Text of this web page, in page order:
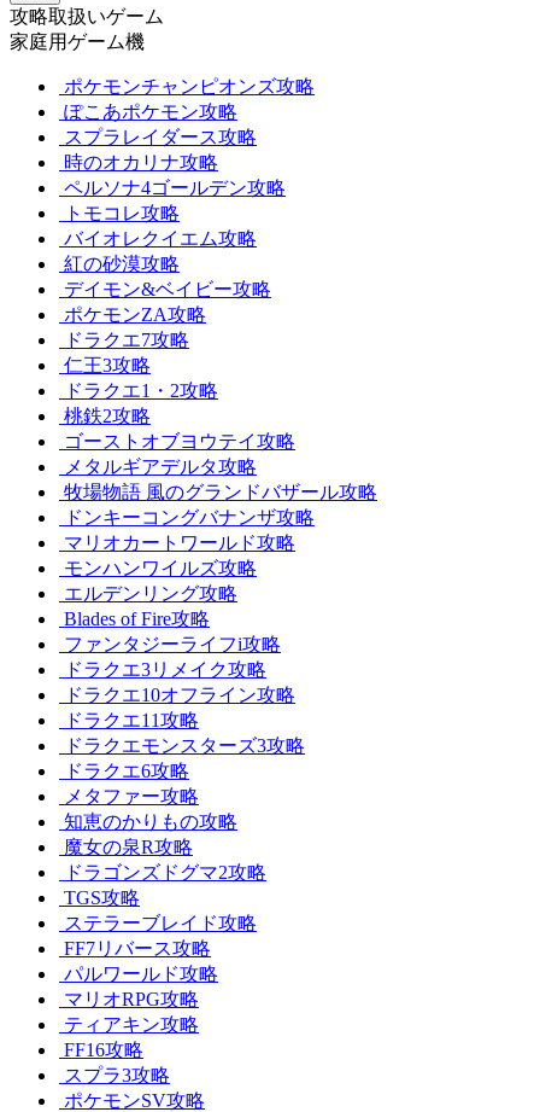
攻略取扱いゲーム
家庭用ゲーム機
ポケモンチャンピオンズ攻略
ぽこあポケモン攻略
スプラレイダース攻略
時のオカリナ攻略
ペルソナ4ゴールデン攻略
トモコレ攻略
バイオレクイエム攻略
紅の砂漠攻略
デイモン&ベイビー攻略
ポケモンZA攻略
ドラクエ7攻略
仁王3攻略
ドラクエ1・2攻略
桃鉄2攻略
ゴーストオブヨウテイ攻略
メタルギアデルタ攻略
牧場物語 風のグランドバザール攻略
ドンキーコングバナンザ攻略
マリオカートワールド攻略
モンハンワイルズ攻略
エルデンリング攻略
Blades of Fire攻略
ファンタジーライフi攻略
ドラクエ3リメイク攻略
ドラクエ10オフライン攻略
ドラクエ11攻略
ドラクエモンスターズ3攻略
ドラクエ6攻略
メタファー攻略
知恵のかりもの攻略
魔女の泉R攻略
ドラゴンズドグマ2攻略
TGS攻略
ステラーブレイド攻略
FF7リバース攻略
パルワールド攻略
マリオRPG攻略
ティアキン攻略
FF16攻略
スプラ3攻略
ポケモンSV攻略